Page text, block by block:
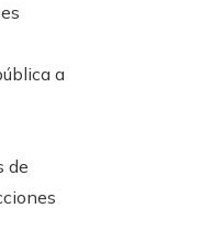
a
de